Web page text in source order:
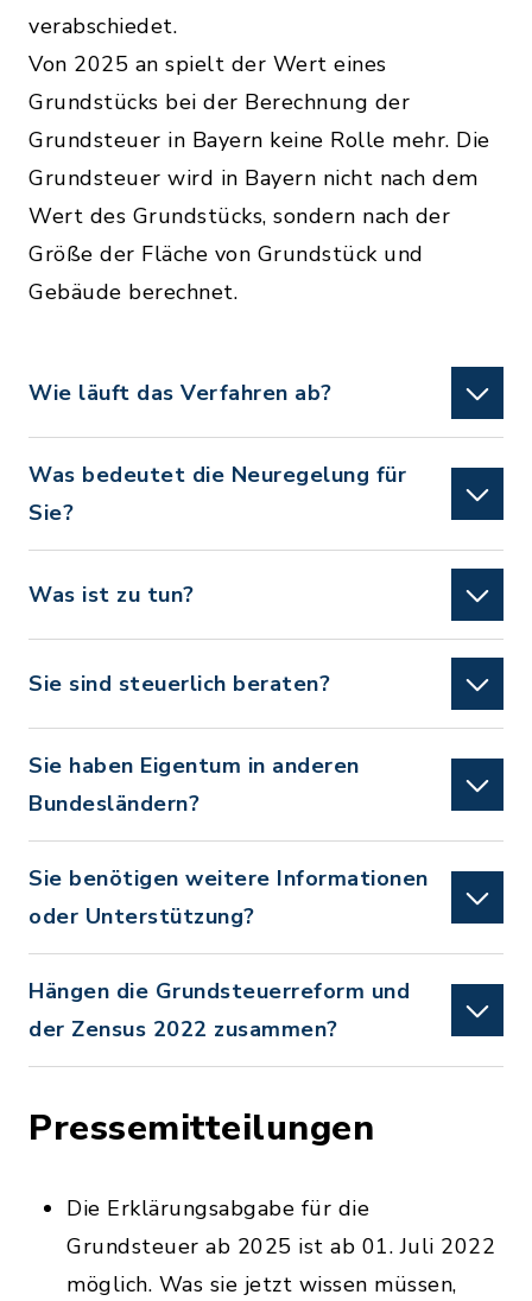
verabschiedet.
Von 2025 an spielt der Wert eines
Grundstücks bei der Berechnung der
Grundsteuer in Bayern keine Rolle mehr. Die
Grundsteuer wird in Bayern nicht nach dem
Wert des Grundstücks, sondern nach der
Größe der Fläche von Grundstück und
Gebäude berechnet.
Wie läuft das Verfahren ab?
Was bedeutet die Neuregelung für
Sie?
Was ist zu tun?
Sie sind steuerlich beraten?
Sie haben Eigentum in anderen
Bundesländern?
Sie benötigen weitere Informationen
oder Unterstützung?
Hängen die Grundsteuerreform und
der Zensus 2022 zusammen?
Pressemitteilungen
Die Erklärungsabgabe für die
Grundsteuer ab 2025 ist ab 01. Juli 2022
möglich. Was sie jetzt wissen müssen,